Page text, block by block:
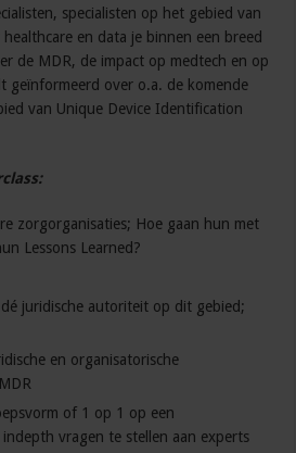
specialisten op het gebied van
en data je binnen een breed
de MDR, de impact op medtech en op
geïnformeerd over o.a. de komende
van Unique Device Identification
zorgorganisaties; Hoe gaan hun met
Lessons Learned?
juridische autoriteit op dit gebied;
en organisatorische
of 1 op 1 op een
indepth vragen te stellen aan experts